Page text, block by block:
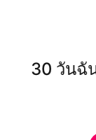
30 วันฉั